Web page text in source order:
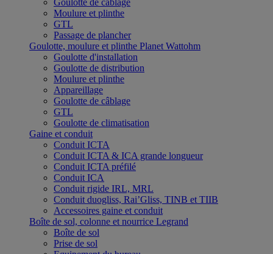
Goulotte de câblage
Moulure et plinthe
GTL
Passage de plancher
Goulotte, moulure et plinthe Planet Wattohm
Goulotte d'installation
Goulotte de distribution
Moulure et plinthe
Appareillage
Goulotte de câblage
GTL
Goulotte de climatisation
Gaine et conduit
Conduit ICTA
Conduit ICTA & ICA grande longueur
Conduit ICTA préfilé
Conduit ICA
Conduit rigide IRL, MRL
Conduit duogliss, Rai’Gliss, TINB et TIIB
Accessoires gaine et conduit
Boîte de sol, colonne et nourrice Legrand
Boîte de sol
Prise de sol